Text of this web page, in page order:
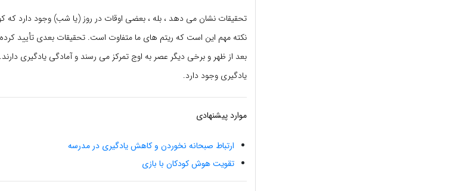
تحقیقات نشان می دهد ، بله ، بعضی اوقات در روز (یا شب) وجود دارد که
نکته مهم این است که ریتم های ما متفاوت است. تحقیقات بعدی تأیید
بعد از ظهر و برخی دیگر عصر به اوج تمرکز می رسند و آمادگی یادگیری
یادگیری وجود دارد.
موارد پیشنهادی
ارتباط صبحانه نخوردن و کاهش یادگیری در مدرسه
تقویت هوش کودکان با بازی